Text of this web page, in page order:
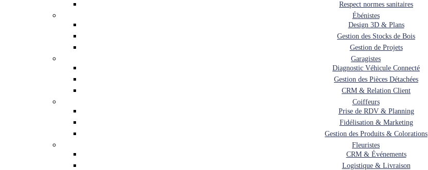
Respect normes sanitaires
Ébénistes
Design 3D & Plans
Gestion des Stocks de Bois
Gestion de Projets
Garagistes
Diagnostic Véhicule Connecté
Gestion des Pièces Détachées
CRM & Relation Client
Coiffeurs
Prise de RDV & Planning
Fidélisation & Marketing
Gestion des Produits & Colorations
Fleuristes
CRM & Événements
Logistique & Livraison